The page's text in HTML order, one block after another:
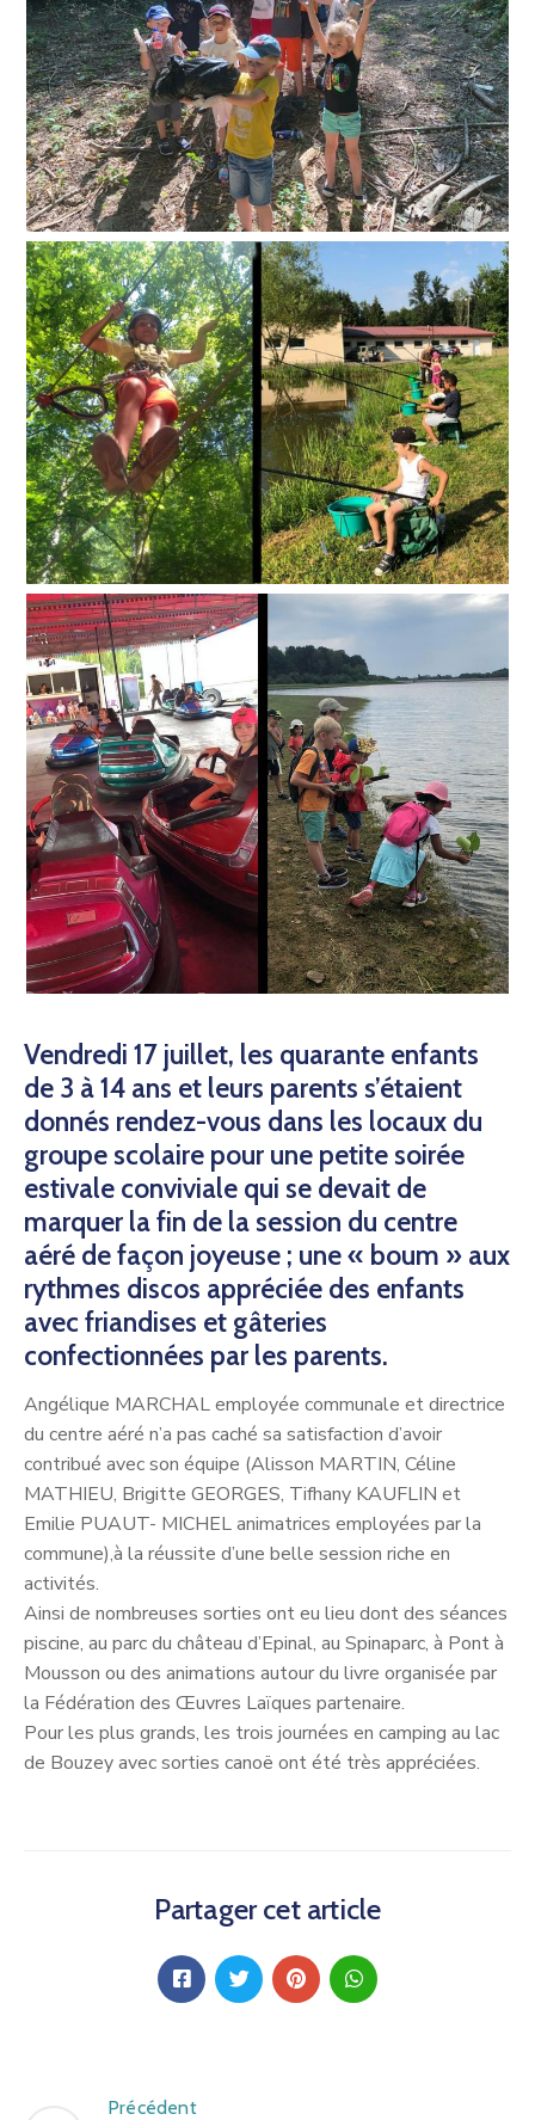
Vendredi 17 juillet, les quarante enfants
de 3 à 14 ans et leurs parents s’étaient
donnés rendez-vous dans les locaux du
groupe scolaire pour une petite soirée
estivale conviviale qui se devait de
marquer la fin de la session du centre
aéré de façon joyeuse ; une « boum » aux
rythmes discos appréciée des enfants
avec friandises et gâteries
confectionnées par les parents.
Angélique MARCHAL employée communale et directrice
du centre aéré n’a pas caché sa satisfaction d’avoir
contribué avec son équipe (Alisson MARTIN, Céline
MATHIEU, Brigitte GEORGES, Tifhany KAUFLIN et
Emilie PUAUT- MICHEL animatrices employées par la
commune),à la réussite d’une belle session riche en
activités.
Ainsi de nombreuses sorties ont eu lieu dont des séances
piscine, au parc du château d’Epinal, au Spinaparc, à Pont à
Mousson ou des animations autour du livre organisée par
la Fédération des Œuvres Laïques partenaire.
Pour les plus grands, les trois journées en camping au lac
de Bouzey avec sorties canoë ont été très appréciées.
Partager cet article
Précédent